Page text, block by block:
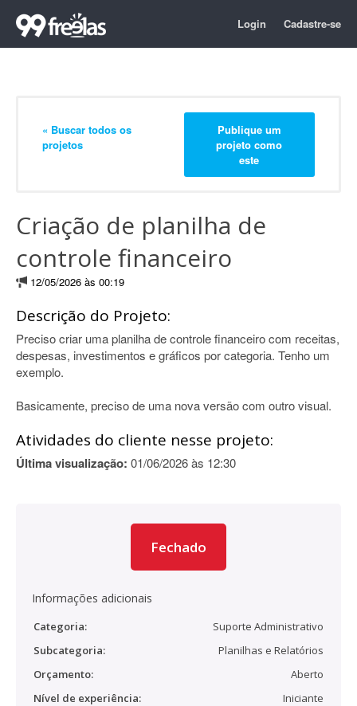
Login Cadastre-se
« Buscar todos os
projetos
Publique um
projeto como
este
Criação de planilha de
controle financeiro
12/05/2026 às 00:19
Descrição do Projeto:
Preciso criar uma planilha de controle financeiro com receitas,
despesas, investimentos e gráficos por categoria. Tenho um
exemplo.
Basicamente, preciso de uma nova versão com outro visual.
Atividades do cliente nesse projeto:
Última visualização: 01/06/2026 às 12:30
Fechado
Informações adicionais
Categoria:
Suporte Administrativo
Subcategoria:
Planilhas e Relatórios
Orçamento:
Aberto
Nível de experiência:
Iniciante